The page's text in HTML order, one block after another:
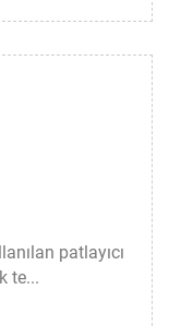
patlayıcı
te...